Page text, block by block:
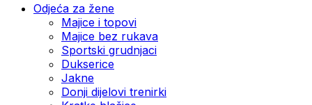
Odjeća za žene
Majice i topovi
Majice bez rukava
Sportski grudnjaci
Dukserice
Jakne
Donji dijelovi trenirki